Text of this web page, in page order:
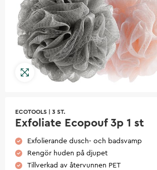
ECOTOOLS 3 ST.
Exfoliate Ecopouf 3p 1 st
Exfolierande dusch- och badsvamp
Rengör huden på djupet
Tillverkad av återvunnen PET